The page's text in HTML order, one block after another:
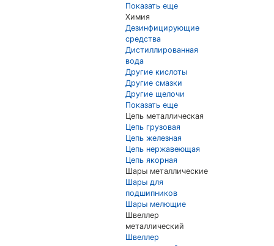
Показать еще
Химия
Дезинфицирующие
средства
Дистиллированная
вода
Другие кислоты
Другие смазки
Другие щелочи
Показать еще
Цепь металлическая
Цепь грузовая
Цепь железная
Цепь нержавеющая
Цепь якорная
Шары металлические
Шары для
подшипников
Шары мелющие
Швеллер
металлический
Швеллер